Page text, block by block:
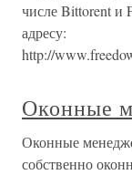
числе Bittorent и
адресу:
http://
Оконные
Оконные
собственно